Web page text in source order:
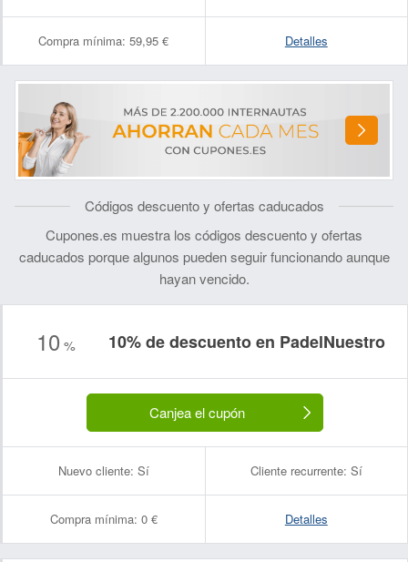
Compra mínima: 59,95 € Detalles
Códigos descuento y ofertas caducados
Cupones.es muestra los códigos descuento y ofertas
caducados porque algunos pueden seguir funcionando aunque
hayan vencido.
10 % 10% de descuento en PadelNuestro
Canjea el cupón
Nuevo cliente: Sí Cliente recurrente: Sí
Compra mínima: 0 € Detalles